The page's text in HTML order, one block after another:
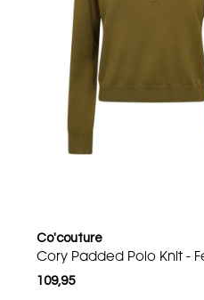
Co'couture
Cory Padded Polo Knit -
109,95